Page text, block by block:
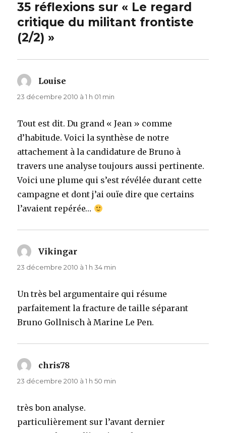
35 réflexions sur « Le regard
critique du militant frontiste
(2/2) »
Louise
23 décembre 2010 à 1 h 01 min
Tout est dit. Du grand « Jean » comme
d’habitude. Voici la synthèse de notre
attachement à la candidature de Bruno à
travers une analyse toujours aussi pertinente.
Voici une plume qui s’est révélée durant cette
campagne et dont j’ai ouïe dire que certains
l’avaient repérée…
Vikingar
23 décembre 2010 à 1 h 34 min
Un très bel argumentaire qui résume
parfaitement la fracture de taille séparant
Bruno Gollnisch à Marine Le Pen.
chris78
23 décembre 2010 à 1 h 50 min
très bon analyse.
particulièrement sur l’avant dernier